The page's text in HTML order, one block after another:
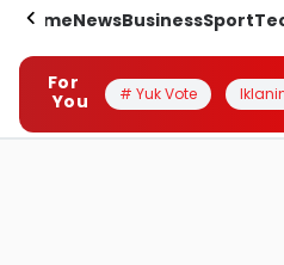
HomeNewsBusinessSport
For
You
# Yuk Vote